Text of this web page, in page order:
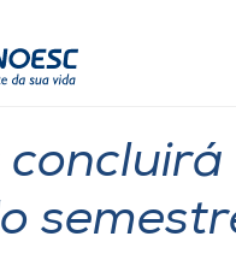
concluirá